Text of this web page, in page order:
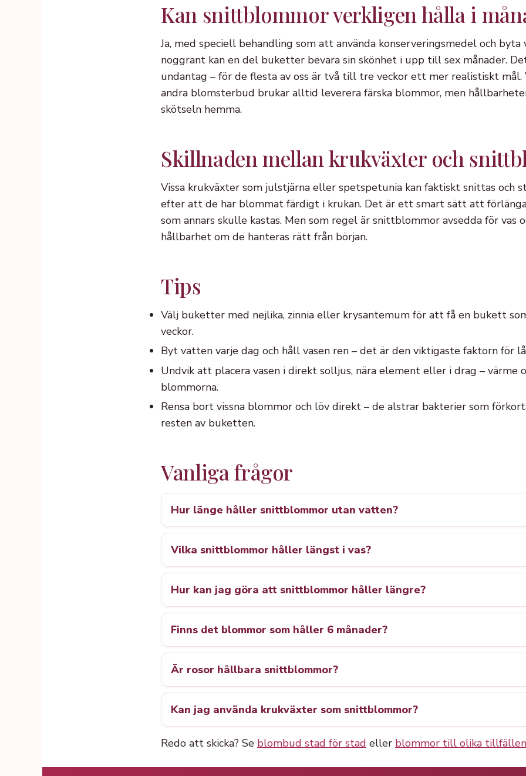
Kan snittblommor verkligen hålla i
Ja, med speciell behandling som att använda konserveringsmedel och
noggrant kan en del buketter bevara sin skönhet i upp till sex månader.
undantag – för de flesta av oss är två till tre veckor ett mer realistiskt mål.
andra blomsterbud brukar alltid leverera färska blommor, men
skötseln hemma.
Skillnaden mellan krukväxter och
Vissa krukväxter som julstjärna eller spetspetunia kan faktiskt snittas och
efter att de har blommat färdigt i krukan. Det är ett smart sätt att
som annars skulle kastas. Men som regel är snittblommor avsedda för vas
hållbarhet om de hanteras rätt från början.
Tips
Välj buketter med nejlika, zinnia eller krysantemum för att få en bukett
veckor.
Byt vatten varje dag och håll vasen ren – det är den viktigaste faktorn för
Undvik att placera vasen i direkt solljus, nära element eller i drag – värme
blommorna.
Rensa bort vissna blommor och löv direkt – de alstrar bakterier som
resten av buketten.
Vanliga frågor
Hur länge håller snittblommor utan vatten?
Vilka snittblommor håller längst i vas?
Hur kan jag göra att snittblommor håller längre?
Finns det blommor som håller 6 månader?
Är rosor hållbara snittblommor?
Kan jag använda krukväxter som snittblommor?
Redo att skicka? Se blombud stad för stad eller blommor till olika tillfällen